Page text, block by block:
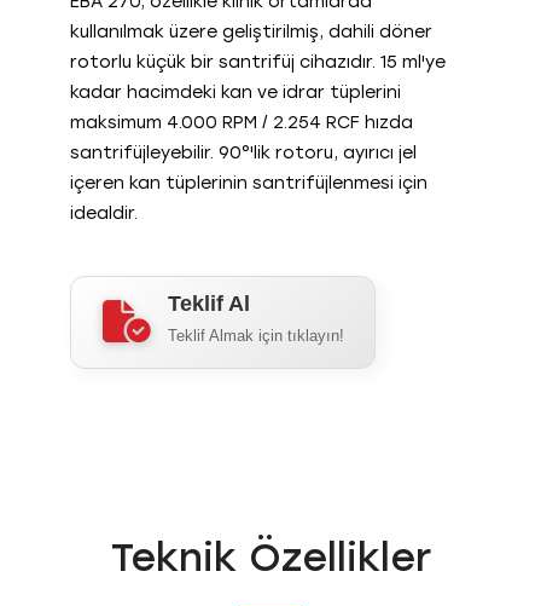
kullanılmak üzere geliştirilmiş, dahili döner
rotorlu küçük bir santrifüj cihazıdır. 15 ml'ye
kadar hacimdeki kan ve idrar tüplerini
maksimum 4.000 RPM / 2.254 RCF hızda
santrifüjleyebilir. 90°'lik rotoru, ayırıcı jel
içeren kan tüplerinin santrifüjlenmesi için
idealdir.
Teklif Al
Teklif Almak için tıklayın!
Teknik Özellikler
Kan Saklama Dolapları